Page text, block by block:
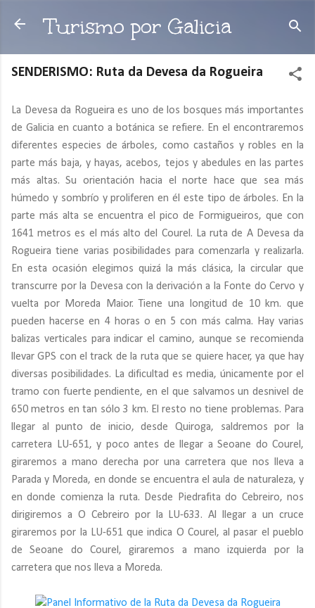
Ir al contenido principal
Turismo por Galicia
SENDERISMO: Ruta da Devesa da Rogueira
La Devesa da Rogueira es uno de los bosques más importantes
de Galicia en cuanto a botánica se refiere. En el encontraremos
diferentes especies de árboles, como castaños y robles en la
parte más baja, y hayas, acebos, tejos y abedules en las partes
más altas. Su orientación hacia el norte hace que sea más
húmedo y sombrío y proliferen en él este tipo de árboles. En la
parte más alta se encuentra el pico de Formigueiros, que con
1641 metros es el más alto del Courel. La ruta de A Devesa da
Rogueira tiene varias posibilidades para comenzarla y realizarla.
En esta ocasión elegimos quizá la más clásica, la circular que
transcurre por la Devesa con la derivación a la Fonte do Cervo y
vuelta por Moreda Maior. Tiene una longitud de 10 km. que
pueden hacerse en 4 horas o en 5 con más calma. Hay varias
balizas verticales para indicar el camino, aunque se recomienda
llevar GPS con el track de la ruta que se quiere hacer, ya que hay
diversas posibilidades. La dificultad es media, únicamente por el
tramo con fuerte pendiente, en el que salvamos un desnivel de
650 metros en tan sólo 3 km. El resto no tiene problemas. Para
llegar al punto de inicio, desde Quiroga, saldremos por la
carretera LU-651, y poco antes de llegar a Seoane do Courel,
giraremos a mano derecha por una carretera que nos lleva a
Parada y Moreda, en donde se encuentra el aula de naturaleza, y
en donde comienza la ruta. Desde Piedrafita do Cebreiro, nos
dirigiremos a O Cebreiro por la LU-633. Al llegar a un cruce
giraremos por la LU-651 que indica O Courel, al pasar el pueblo
de Seoane do Courel, giraremos a mano izquierda por la
carretera que nos lleva a Moreda.